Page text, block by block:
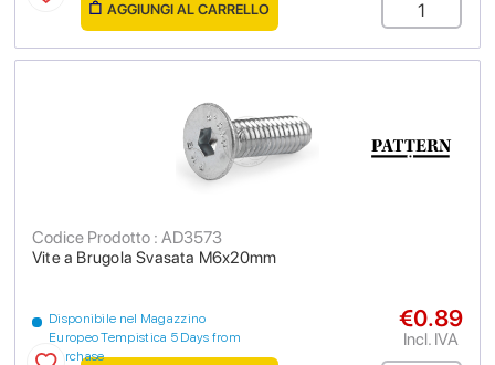
AGGIUNGI AL CARRELLO
Vite a Brugola Svasata M6x20mm
Codice Prodotto : AD3573
Disponibile nel Magazzino
Europeo Tempistica 5 Days from
purchase
€0.89
Incl. IVA